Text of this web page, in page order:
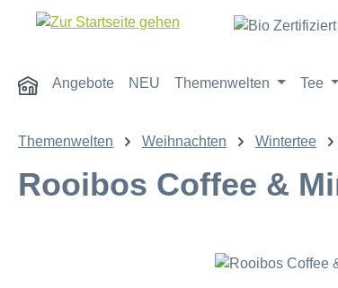
Hauptinhalt springen
Zur Suche springen
Zur Hauptnavigation springen
Angebote NEU Themenwelten Tee
Themenwelten Weihnachten Wintertee
Rooibos Coffee &